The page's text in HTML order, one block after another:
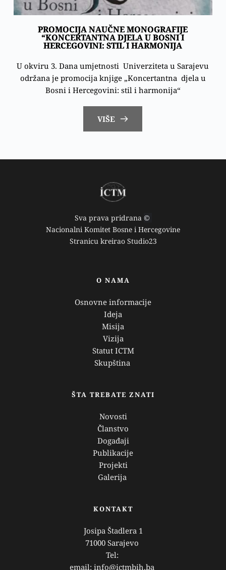
PROMOCIJA NAUČNE MONOGRAFIJE
“KONCERTANTNA DJELA U BOSNI I
HERCEGOVINI: STIL I HARMONIJA
U okviru 3. Dana umjetnosti Univerziteta u Sarajevu
održana je promocija knjige „Koncertantna djela u
Bosni i Hercegovini: stil i harmonija“
VIŠE
Sva prava pridrana ©
Nacionalni Komitet Bosne i Hercegovine
Stranicu kreirao Studio23
O NAMA
Osnovne informacije
Ideja
Misija
Vizija
Statut ICTM
Skupština
ŠTA TREBATE ZNATI
Novosti
Članstvo
Događaji
Publikacije
Projekti
Galerija
KONTAKT
Josipa Štadlera 1
71000 Sarajevo
Tel:
email: info@ictmbih.ba